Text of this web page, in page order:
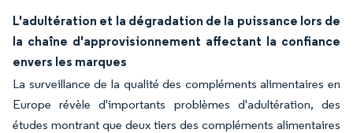
L'adultération et la dégradation de la puissance lors de
la chaîne d'approvisionnement affectant la confiance
envers les marques
La surveillance de la qualité des compléments alimentaires en
Europe révèle d'importants problèmes d'adultération, des
études montrant que deux tiers des compléments alimentaires